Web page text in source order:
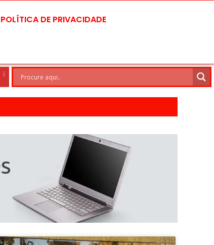
POLÍTICA DE PRIVACIDADE
Brasilia 8 Ago